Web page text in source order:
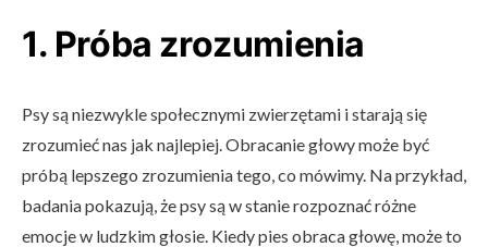
1. Próba zrozumienia
Psy są niezwykle społecznymi zwierzętami i starają się
zrozumieć nas jak najlepiej. Obracanie głowy może być
próbą lepszego zrozumienia tego, co mówimy. Na przykład,
badania pokazują, że psy są w stanie rozpoznać różne
emocje w ludzkim głosie. Kiedy pies obraca głowę, może to